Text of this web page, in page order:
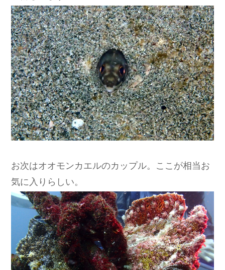
お次はオオモンカエルのカップル。ここが相当お
気に入りらしい。